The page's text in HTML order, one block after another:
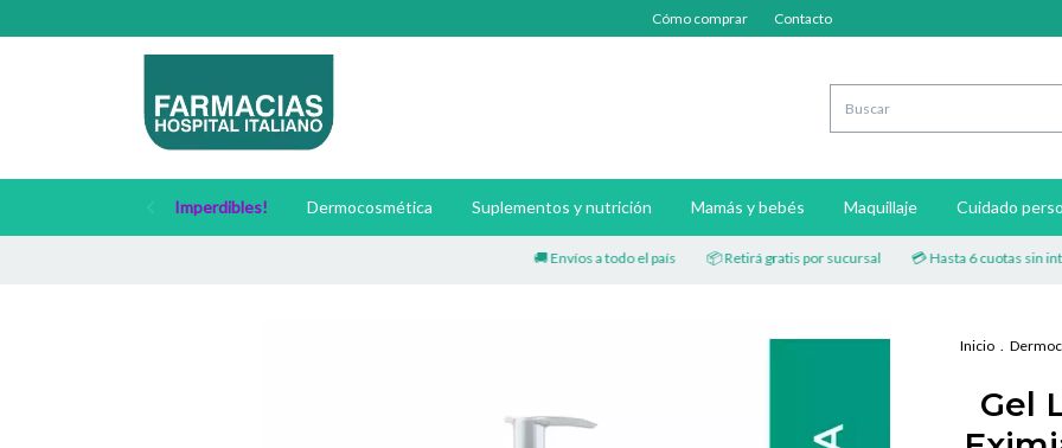
Cómo comprar Contacto
Imperdibles! Dermocosmética Suplementos y nutrición Mamás y bebés Maquillaje Cuidado
🚚 Envíos a todo el país 📦 Retirá gratis por sucursal 💳 Hasta 6 cuotas sin interés
Inicio .
Gel